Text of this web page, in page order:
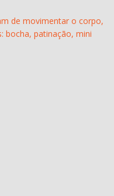
de movimentar o corpo,
bocha, patinação, mini